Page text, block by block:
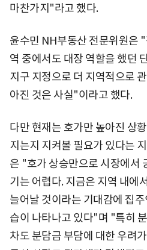
마찬가지"라고 했다.
윤수민 NH부동산 전문위원은
역 중에서도 대장 역할을 했던
지구 지정으로 더 지역적으로
아진 것은 사실"이라고 했다.
다만 현재는 호가만 높아진 상
지는지 지켜볼 필요가 있다는
은 "호가 상승만으로 시장에서
기는 어렵다. 지금은 지역 내에
늘어날 것이라는 기대감에 집
습이 나타나고 있다"며 "특히
차도 분담금 부담에 대한 우려